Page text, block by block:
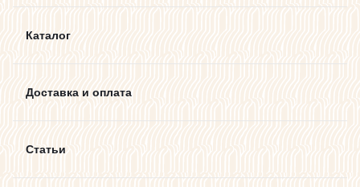
Каталог
Доставка и оплата
Статьи